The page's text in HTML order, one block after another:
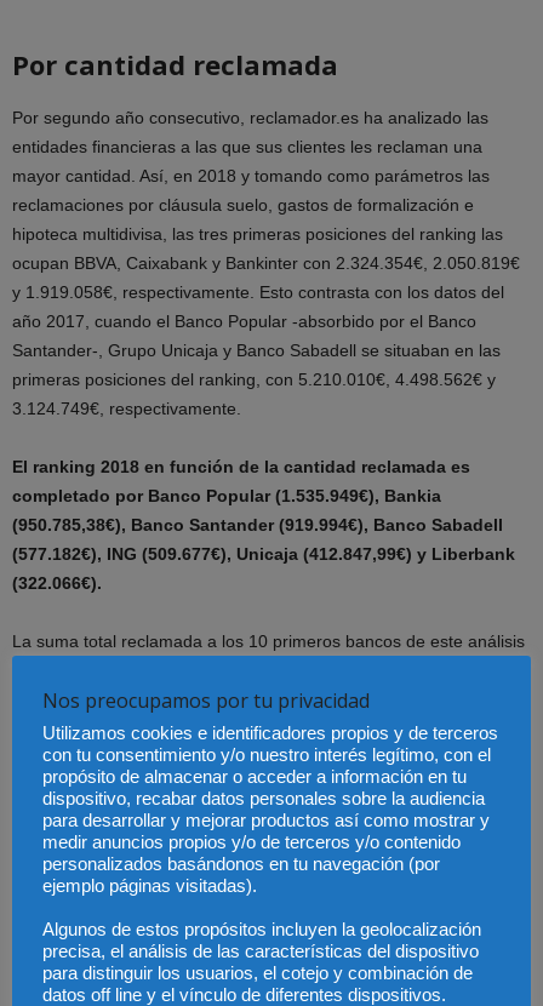
Por cantidad reclamada
Por segundo año consecutivo, reclamador.es ha analizado las
entidades financieras a las que sus clientes les reclaman una
mayor cantidad. Así, en 2018 y tomando como parámetros las
reclamaciones por cláusula suelo, gastos de formalización e
hipoteca multidivisa, las tres primeras posiciones del ranking las
ocupan BBVA, Caixabank y Bankinter con 2.324.354€, 2.050.819€
y 1.919.058€, respectivamente. Esto contrasta con los datos del
año 2017, cuando el Banco Popular -absorbido por el Banco
Santander-, Grupo Unicaja y Banco Sabadell se situaban en las
primeras posiciones del ranking, con 5.210.010€, 4.498.562€ y
3.124.749€, respectivamente.
El ranking 2018 en función de la cantidad reclamada es
completado por Banco Popular (1.535.949€), Bankia
(950.785,38€), Banco Santander (919.994€), Banco Sabadell
(577.182€), ING (509.677€), Unicaja (412.847,99€) y Liberbank
(322.066€).
La suma total reclamada a los 10 primeros bancos de este análisis
En cuanto a la cantidad reclamada, existen grandes diferencias
entre los gastos de hipoteca, la cláusula suelo o las hipotecas
multidivisa. Así, según los datos de reclamador.es, la reclamación
media por gastos de hipoteca asciende a 1.300€ de media (sin
incluir el impuesto de actos jurídicos documentados). Por otra
parte, la cantidad reclamada por cláusula suelo es de 7.700€ de
media, a los 62.000€.
Nos preocupamos por tu privacidad
Utilizamos cookies e identificadores propios y de terceros
con tu consentimiento y/o nuestro interés legítimo, con el
propósito de almacenar o acceder a información en tu
dispositivo, recabar datos personales sobre la audiencia
para desarrollar y mejorar productos así como mostrar y
medir anuncios propios y/o de terceros y/o contenido
personalizados basándonos en tu navegación (por
ejemplo páginas visitadas).
Algunos de estos propósitos incluyen la geolocalización
precisa, el análisis de las características del dispositivo
para distinguir los usuarios, el cotejo y combinación de
datos off line y el vínculo de diferentes dispositivos.